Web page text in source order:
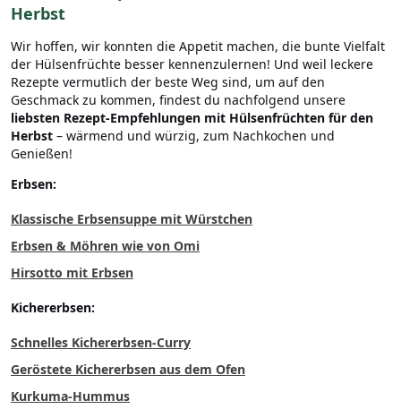
Herbst
Wir hoffen, wir konnten die Appetit machen, die bunte Vielfalt
der Hülsenfrüchte besser kennenzulernen! Und weil leckere
Rezepte vermutlich der beste Weg sind, um auf den
Geschmack zu kommen, findest du nachfolgend unsere
liebsten Rezept-Empfehlungen mit Hülsenfrüchten für den
Herbst – wärmend und würzig, zum Nachkochen und
Genießen!
Erbsen:
Klassische Erbsensuppe mit Würstchen
Erbsen & Möhren wie von Omi
Hirsotto mit Erbsen
Kichererbsen:
Schnelles Kichererbsen-Curry
Geröstete Kichererbsen aus dem Ofen
Kurkuma-Hummus